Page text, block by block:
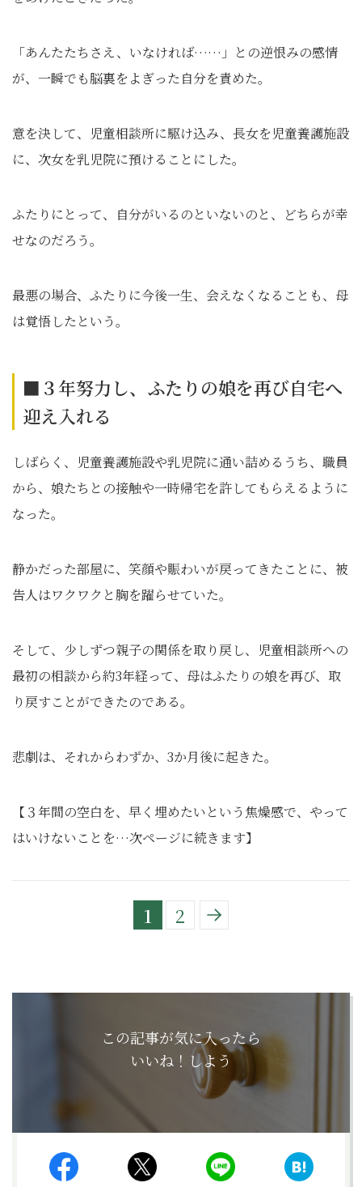
「あんたたちさえ、いなければ……」との逆恨みの感情
が、一瞬でも脳裏をよぎった自分を責めた。
意を決して、児童相談所に駆け込み、長女を児童養護施設
に、次女を乳児院に預けることにした。
ふたりにとって、自分がいるのといないのと、どちらが幸
せなのだろう。
最悪の場合、ふたりに今後一生、会えなくなることも、母
は覚悟したという。
■３年努力し、ふたりの娘を再び自宅へ
迎え入れる
しばらく、児童養護施設や乳児院に通い詰めるうち、職員
から、娘たちとの接触や一時帰宅を許してもらえるように
なった。
静かだった部屋に、笑顔や賑わいが戻ってきたことに、被
告人はワクワクと胸を躍らせていた。
そして、少しずつ親子の関係を取り戻し、児童相談所への
最初の相談から約3年経って、母はふたりの娘を再び、取
り戻すことができたのである。
悲劇は、それからわずか、3か月後に起きた。
【３年間の空白を、早く埋めたいという焦燥感で、やって
はいけないことを…次ページに続きます】
1 2
この記事が気に入ったら
いいね！しよう